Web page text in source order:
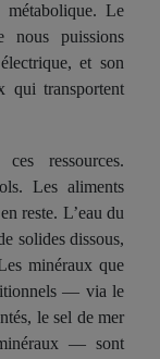
métabolique. Le
puissions
et son
qui transportent
ressources.
Les aliments
reste. L’eau du
solides dissous,
minéraux que
— via le
le sel de mer
— sont